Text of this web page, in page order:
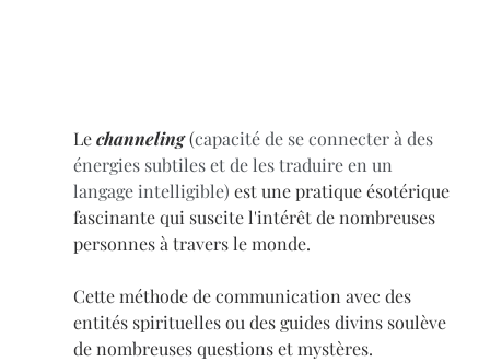
Le channeling (capacité de se connecter à des
énergies subtiles et de les traduire en un
langage intelligible) est une pratique ésotérique
fascinante qui suscite l'intérêt de nombreuses
personnes à travers le monde.
Cette méthode de communication avec des
entités spirituelles ou des guides divins soulève
de nombreuses questions et mystères.